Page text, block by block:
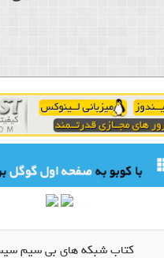
کتاب شبکه های بی سیم